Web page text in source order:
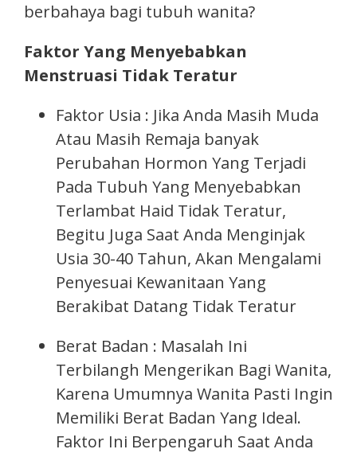
berbahaya bagi tubuh wanita?
Faktor Yang Menyebabkan
Menstruasi Tidak Teratur
Faktor Usia : Jika Anda Masih Muda
Atau Masih Remaja banyak
Perubahan Hormon Yang Terjadi
Pada Tubuh Yang Menyebabkan
Terlambat Haid Tidak Teratur,
Begitu Juga Saat Anda Menginjak
Usia 30-40 Tahun, Akan Mengalami
Penyesuai Kewanitaan Yang
Berakibat Datang Tidak Teratur
Berat Badan : Masalah Ini
Terbilangh Mengerikan Bagi Wanita,
Karena Umumnya Wanita Pasti Ingin
Memiliki Berat Badan Yang Ideal.
Faktor Ini Berpengaruh Saat Anda